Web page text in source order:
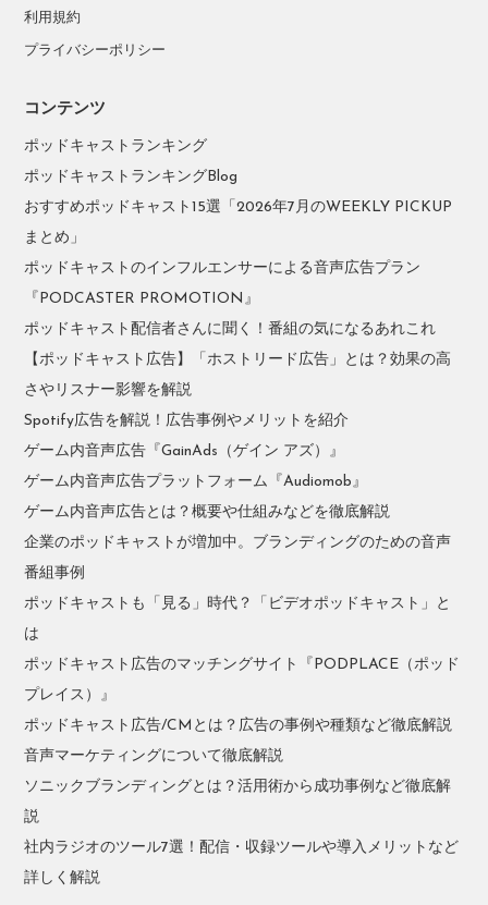
利用規約
プライバシーポリシー
コンテンツ
ポッドキャストランキング
ポッドキャストランキングBlog
おすすめポッドキャスト15選「2026年7月のWEEKLY PICKUP
まとめ」
ポッドキャストのインフルエンサーによる音声広告プラン
『PODCASTER PROMOTION』
ポッドキャスト配信者さんに聞く！番組の気になるあれこれ
【ポッドキャスト広告】「ホストリード広告」とは？効果の高
さやリスナー影響を解説
Spotify広告を解説！広告事例やメリットを紹介
ゲーム内音声広告『GainAds（ゲイン アズ）』
ゲーム内音声広告プラットフォーム『Audiomob』
ゲーム内音声広告とは？概要や仕組みなどを徹底解説
企業のポッドキャストが増加中。ブランディングのための音声
番組事例
ポッドキャストも「見る」時代？「ビデオポッドキャスト」と
は
ポッドキャスト広告のマッチングサイト『PODPLACE（ポッド
プレイス）』
ポッドキャスト広告/CMとは？広告の事例や種類など徹底解説
音声マーケティングについて徹底解説
ソニックブランディングとは？活用術から成功事例など徹底解
説
社内ラジオのツール7選！配信・収録ツールや導入メリットなど
詳しく解説